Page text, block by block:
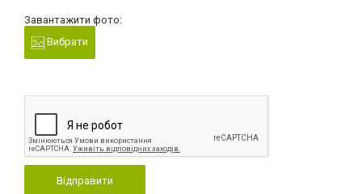
Завантажити фото:
Вибрати
Відправити